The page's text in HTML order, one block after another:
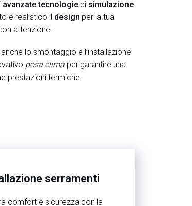
avanzate tecnologie di simulazione
e realistico il design per la tua
attenzione.
lo smontaggio e l’installazione
posa clima per garantire una
prestazioni termiche.
serramenti
comfort e sicurezza con la